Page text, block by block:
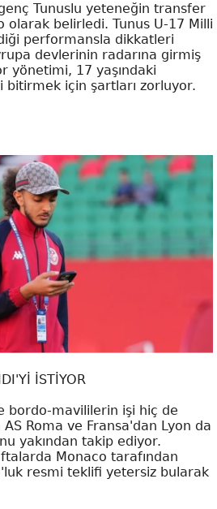
Tunuslu yeteneğin transfer
olarak belirledi. Tunus U-17 Milli
performansla dikkatleri
devlerinin radarına girmiş
yönetimi, 17 yaşındaki
için şartları zorluyor.
İSTİYOR
bordo-mavililerin işi hiç de
Roma ve Fransa'dan Lyon da
yakından takip ediyor.
Monaco tarafından
resmi teklifi yetersiz bularak